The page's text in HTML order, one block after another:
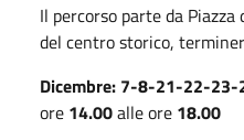
Il percorso parte da
del centro storico,
Dicembre: 7-8-21-22-
ore 14.00alle ore 18.00